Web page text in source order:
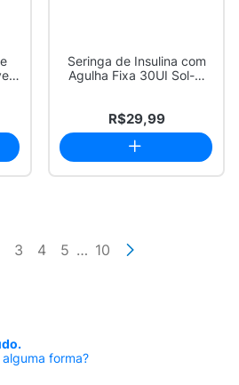
3
Seringa de Insulina com
Agulha Fixa 30UI Sol-M
R$29,99
3 4 5 … 10
forma?